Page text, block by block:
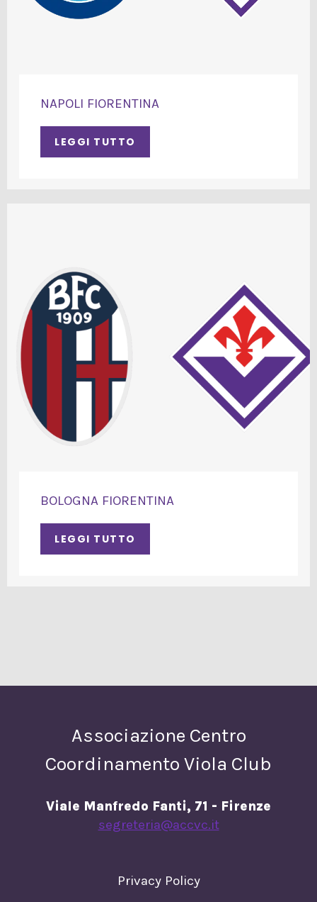
NAPOLI FIORENTINA
LEGGI TUTTO
BOLOGNA FIORENTINA
LEGGI TUTTO
Associazione Centro
Coordinamento Viola Club
Viale Manfredo Fanti, 71 - Firenze
segreteria@accvc.it
Privacy Policy